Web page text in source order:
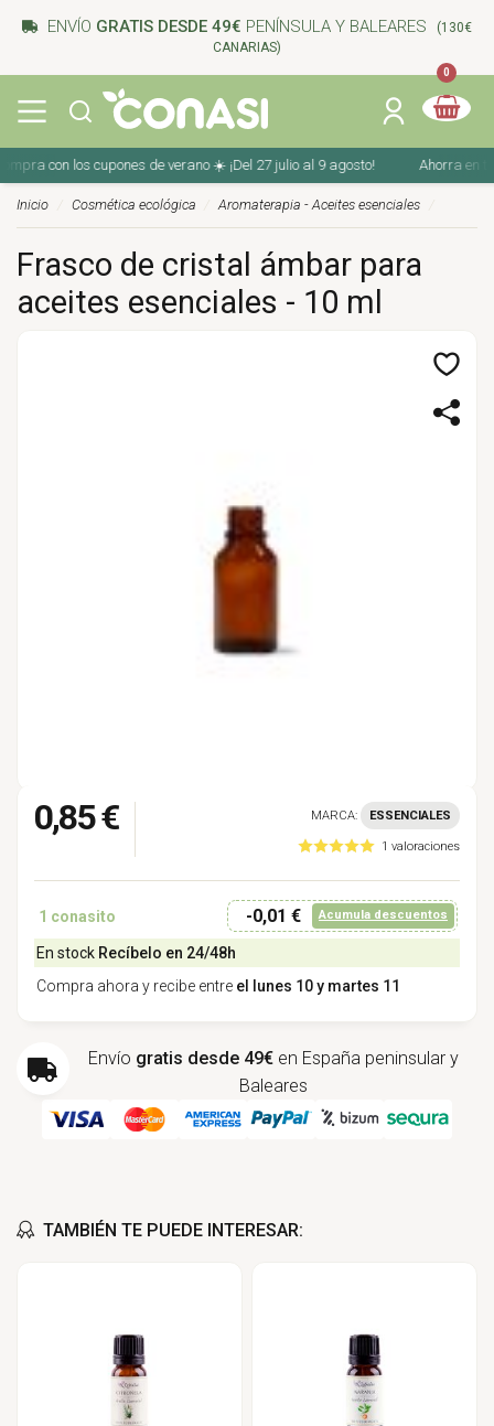
ENVÍO GRATIS DESDE 49€ PENÍNSULA Y BALEARES
(130€
CANARIAS)
0
con los cupones de verano ☀️ ¡Del 27 julio al 9 agosto! Ahorra en tu
Inicio Cosmética ecológica Aromaterapia - Aceites esenciales
Frasco de cristal ámbar para
aceites esenciales - 10 ml
0,85 € MARCA: ESSENCIALES
1 valoraciones
1 conasito -0,01 € Acumula descuentos
En stock Recíbelo en 24/48h
Compra ahora y recibe entre el lunes 10 y martes 11
Envío gratis desde 49€ en España peninsular y
Baleares
TAMBIÉN TE PUEDE INTERESAR: